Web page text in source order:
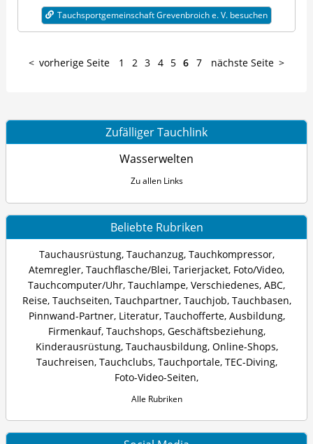
Tauchsportgemeinschaft Grevenbroich e. V. besuchen
vorherige Seite 1 2 3 4 5 6 7 nächste Seite
Zufälliger Tauchlink
Wasserwelten
Zu allen Links
Beliebte Rubriken
Tauchausrüstung, Tauchanzug, Tauchkompressor,
Atemregler, Tauchflasche/Blei, Tarierjacket, Foto/Video,
Tauchcomputer/Uhr, Tauchlampe, Verschiedenes, ABC,
Reise, Tauchseiten, Tauchpartner, Tauchjob, Tauchbasen,
Pinnwand-Partner, Literatur, Tauchofferte, Ausbildung,
Firmenkauf, Tauchshops, Geschäftsbeziehung,
Kinderausrüstung, Tauchausbildung, Online-Shops,
Tauchreisen, Tauchclubs, Tauchportale, TEC-Diving,
Foto-Video-Seiten,
Alle Rubriken